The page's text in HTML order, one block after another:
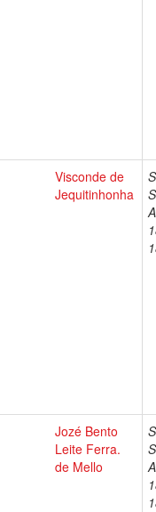
Visconde de
Jequitinhonha
Jozé Bento
Leite Ferra.
de Mello